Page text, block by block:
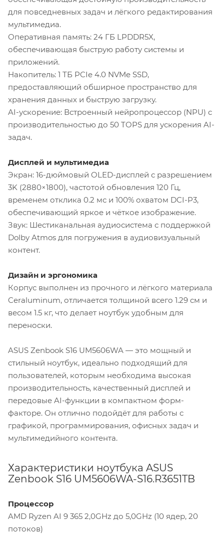
для повседневных задач и лёгкого редактирования
мультимедиа.
Оперативная память: 24 ГБ LPDDR5X,
обеспечивающая быструю работу системы и
приложений.
Накопитель: 1 ТБ PCIe 4.0 NVMe SSD,
предоставляющий обширное пространство для
хранения данных и быструю загрузку.
AI-ускорение: Встроенный нейропроцессор (NPU) с
производительностью до 50 TOPS для ускорения AI-
задач.
Дисплей и мультимедиа
Экран: 16-дюймовый OLED-дисплей с разрешением
3K (2880×1800), частотой обновления 120 Гц,
временем отклика 0.2 мс и 100% охватом DCI-P3,
обеспечивающий яркое и чёткое изображение.
Звук: Шестиканальная аудиосистема с поддержкой
Dolby Atmos для погружения в аудиовизуальный
контент.
Дизайн и эргономика
Корпус выполнен из прочного и лёгкого материала
Ceraluminum, отличается толщиной всего 1.29 см и
весом 1.5 кг, что делает ноутбук удобным для
переноски.
ASUS Zenbook S16 UM5606WA — это мощный и
стильный ноутбук, идеально подходящий для
пользователей, которым необходима высокая
производительность, качественный дисплей и
передовые AI-функции в компактном форм-
факторе. Он отлично подойдёт для работы с
графикой, программирования, офисных задач и
мультимедийного контента.
Характеристики ноутбука ASUS
Zenbook S16 UM5606WA-S16.R3651TB
Процессор
AMD Ryzen AI 9 365 2,0GHz до 5,0GHz (10 ядер, 20
потоков)